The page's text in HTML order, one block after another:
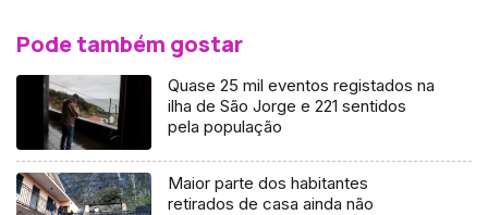
Pode também gostar
Quase 25 mil eventos registados na
ilha de São Jorge e 221 sentidos
pela população
Maior parte dos habitantes
retirados de casa ainda não